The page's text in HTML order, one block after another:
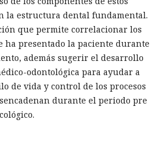
la estructura dental fundamental.
que permite correlacionar los
ha presentado la paciente durante
además sugerir el desarrollo
odontológica para ayudar a
de vida y control de los procesos
durante el periodo pre